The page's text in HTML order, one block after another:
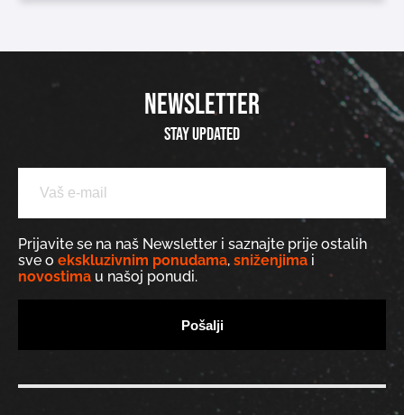
NEWSLETTER
Stay updated
Prijavite se na naš Newsletter i saznajte prije ostalih
sve o ekskluzivnim ponudama, sniženjima i
novostima u našoj ponudi.